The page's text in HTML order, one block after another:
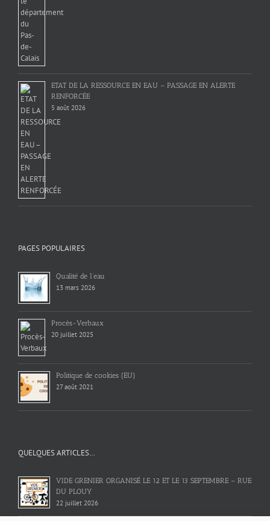
ETAT DE LA RESSOURCE EN EAU – PASSAGE EN ALERTE
RENFORCÉE
5 août 2026
PAGES POPULAIRES
Qualité de l’eau
13 mars 2026
Procès-Verbaux
20 juillet 2025
Politique de cookies (EU)
27 août 2021
QUELQUES ARTICLES…
VIDE GRENIER ORGANISÉ LE 12 ET LE 13 SEPTEMBRE – RUE
DU PLOUY
22 juillet 2026